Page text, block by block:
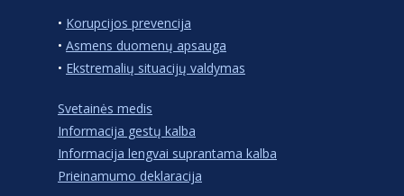
• Korupcijos prevencija
• Asmens duomenų apsauga
• Ekstremalių situacijų valdymas
Svetainės medis
Informacija gestų kalba
Informacija lengvai suprantama kalba
Prieinamumo deklaracija